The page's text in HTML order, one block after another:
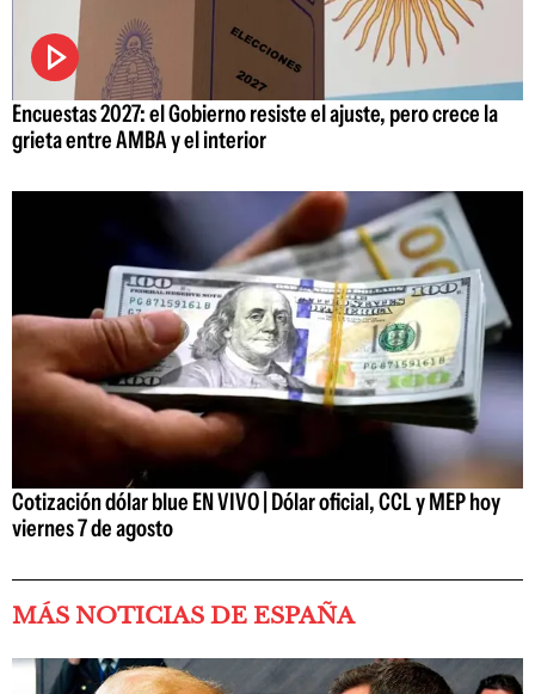
Encuestas 2027: el Gobierno resiste el ajuste, pero crece la
grieta entre AMBA y el interior
Cotización dólar blue EN VIVO | Dólar oficial, CCL y MEP hoy
viernes 7 de agosto
MÁS NOTICIAS DE ESPAÑA